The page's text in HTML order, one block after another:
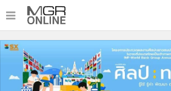
• หน้าหลัก
ทันเหตุการณ์
• ภาคใต้